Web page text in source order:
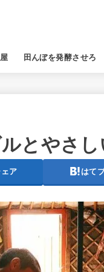
田んぼを発酵させろ
とやさし
ア はて